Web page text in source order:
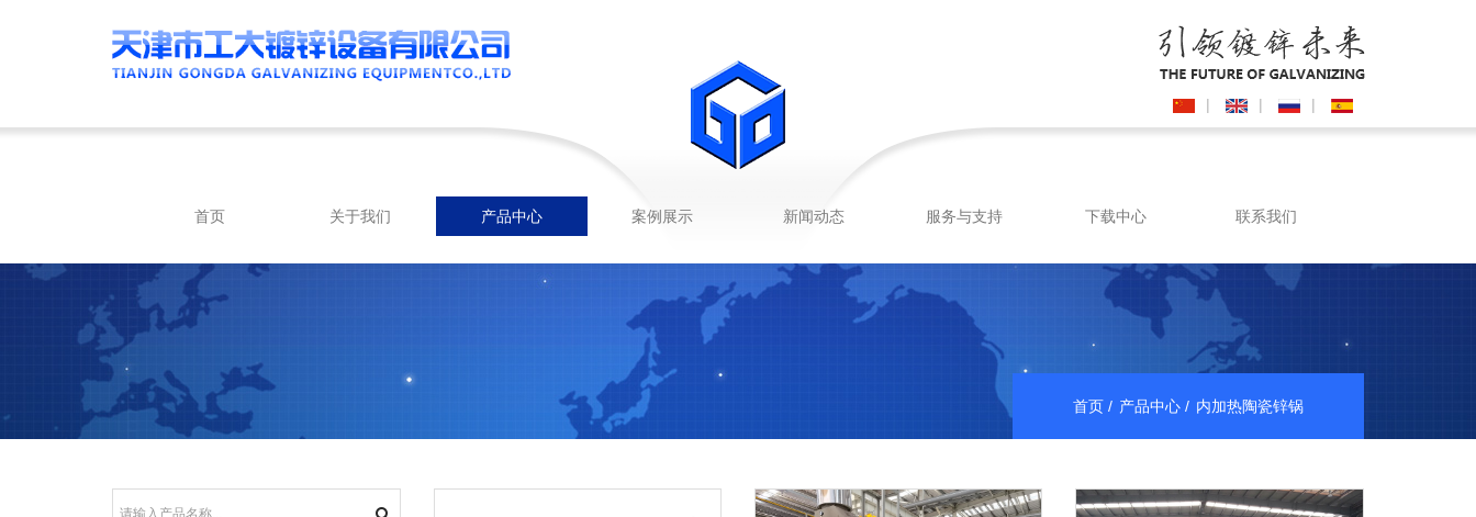
首页 关于我们 产品中心 案例展示 新闻动态 服务与支持 下载中心 联系我们
| | |
首页 产品中心 内加热陶瓷锌锅